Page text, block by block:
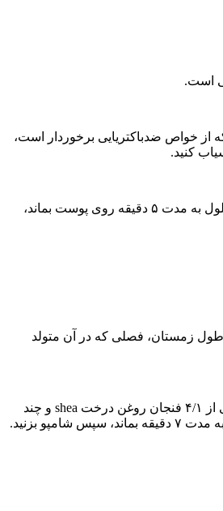
است.
خواص ضدباکتریایی برخوردار است،
داس پیشنهاد می‌کند که از یک ظرف آهنی کوچک و قاشق استفاده کنید تا مادامی که محلول را به پوست گردن، ترقوه و صورت می‌مالید، خنک بماند. اجازه دهید این محلول به مدت ۵ دقیقه روی پوست بماند،
زمستان، فصلی که در آن متولد
توصیه‌های زیبایی: شما باید از سر تا نوک پایتان را آب‌رسانی نمائید. گوردون پیشنهاد می‌کند که پس از دوش گرفتن و مادامی که هنوز پوسستان مرطوب است، مخلوطی از ۴/۱ فنجان روغن درخت shea و چند